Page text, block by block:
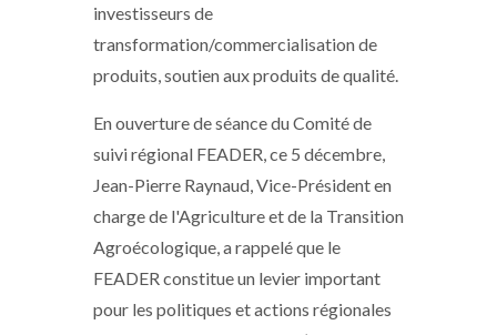
investisseurs de
transformation/commercialisation de
produits, soutien aux produits de qualité.
En ouverture de séance du Comité de
suivi régional FEADER, ce 5 décembre,
Jean-Pierre Raynaud, Vice-Président en
charge de l'Agriculture et de la Transition
Agroécologique, a rappelé que le
FEADER constitue un levier important
pour les politiques et actions régionales